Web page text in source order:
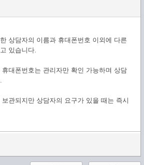
상담자의 이름과 휴대폰번호 이외에 다른
있습니다.
대폰번호는 관리자만 확인 가능하며 상담
관되지만 상담자의 요구가 있을 때는 즉시